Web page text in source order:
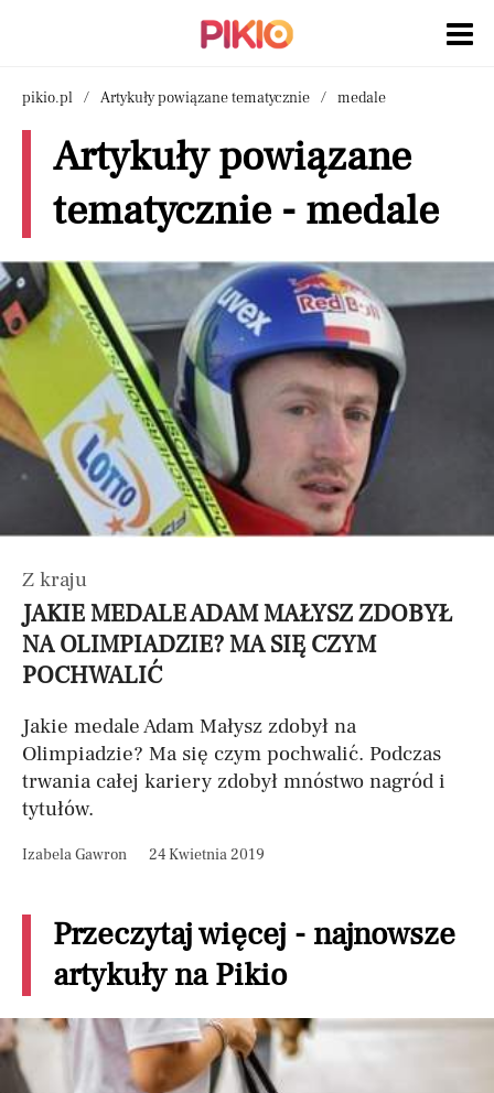
pikio.pl Artykuły powiązane tematycznie medale
Artykuły powiązane
tematycznie - medale
Z kraju
JAKIE MEDALE ADAM MAŁYSZ ZDOBYŁ
NA OLIMPIADZIE? MA SIĘ CZYM
POCHWALIĆ
Jakie medale Adam Małysz zdobył na
Olimpiadzie? Ma się czym pochwalić. Podczas
trwania całej kariery zdobył mnóstwo nagród i
tytułów.
Izabela Gawron 24 Kwietnia 2019
Przeczytaj więcej - najnowsze
artykuły na Pikio